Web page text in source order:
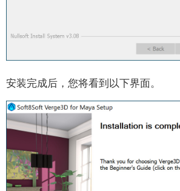
HTML
音频/视频｜Audio/Video
物理系统｜Physics
后期处理｜Post-processing
逻辑｜Logic
循环｜Loops
文本｜Text
数字｜Numbers
安装完成后，您将看到以下界面。